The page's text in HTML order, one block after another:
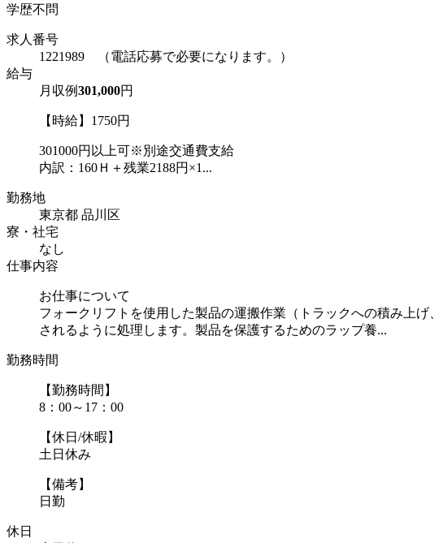
学歴不問
求人番号
1221989 （電話応募で必要になります。）
給与
月収例301,000円
【時給】1750円
301000円以上可※別途交通費支給
内訳：160Ｈ＋残業2188円×1...
勤務地
東京都 品川区
寮・社宅
なし
仕事内容
お仕事について
フォークリフトを使用した製品の運搬作業（トラックへの積み上げ
されるように処理します。製品を保護するためのラップ養...
勤務時間
【勤務時間】
8：00～17：00
【休日/休暇】
土日休み
【備考】
日勤
休日